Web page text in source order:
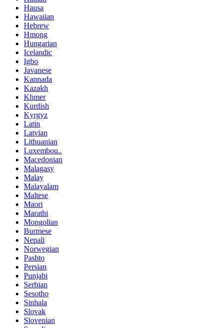
Hausa
Hawaiian
Hebrew
Hmong
Hungarian
Icelandic
Igbo
Javanese
Kannada
Kazakh
Khmer
Kurdish
Kyrgyz
Latin
Latvian
Lithuanian
Luxembou..
Macedonian
Malagasy
Malay
Malayalam
Maltese
Maori
Marathi
Mongolian
Burmese
Nepali
Norwegian
Pashto
Persian
Punjabi
Serbian
Sesotho
Sinhala
Slovak
Slovenian